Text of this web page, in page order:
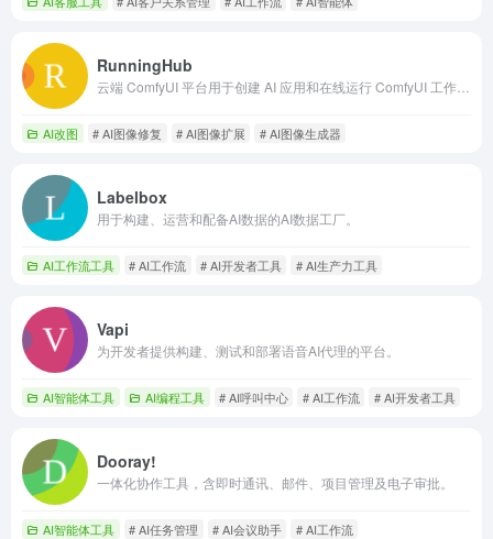
RunningHub
AI改图 # AI图像修复 # AI图像扩展 # AI图像生成器
Labelbox
用于构建、运营和配备AI数据的AI数据工厂。
AI工作流工具 # AI工作流 # AI开发者工具 # AI生产力工具
Vapi
为开发者提供构建、测试和部署语音AI代理的平台。
AI智能体工具 AI编程工具 # AI呼叫中心 # AI工作流 # AI开发者工具
Dooray!
一体化协作工具，含即时通讯、邮件、项目管理及电子审批。
AI智能体工具 # AI任务管理 # AI会议助手 # AI工作流